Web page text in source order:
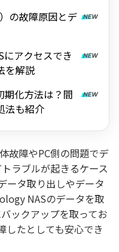
の故障原因とデ
アクセスでき
を解説
期化方法は？間
法も紹介
故障やPC側の問題でデ
ラブルが起きるケース
ータ取り出しやデータ
NASのデータを取
ックアップを取ってお
したとしても安心でき